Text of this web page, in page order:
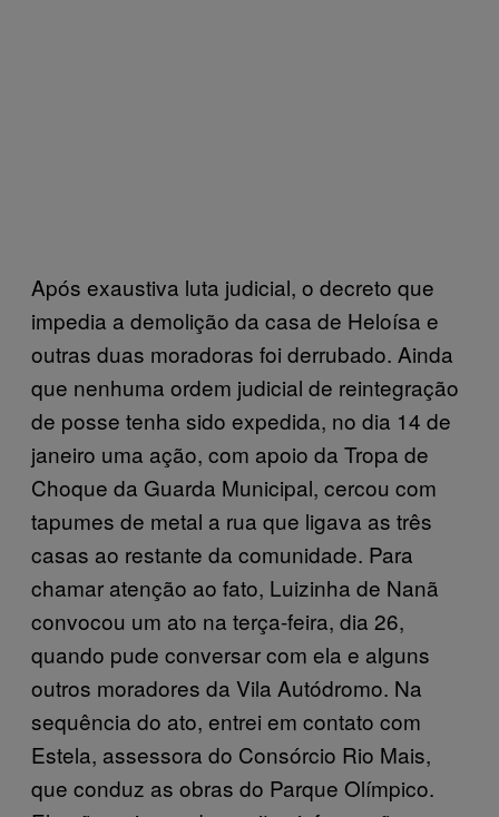
Após exaustiva luta judicial, o decreto que
impedia a demolição da casa de Heloísa e
outras duas moradoras foi derrubado. Ainda
que nenhuma ordem judicial de reintegração
de posse tenha sido expedida, no dia 14 de
janeiro uma ação, com apoio da Tropa de
Choque da Guarda Municipal, cercou com
tapumes de metal a rua que ligava as três
casas ao restante da comunidade. Para
chamar atenção ao fato, Luizinha de Nanã
convocou um ato na terça-feira, dia 26,
quando pude conversar com ela e alguns
outros moradores da Vila Autódromo. Na
sequência do ato, entrei em contato com
Estela, assessora do Consórcio Rio Mais,
que conduz as obras do Parque Olímpico.